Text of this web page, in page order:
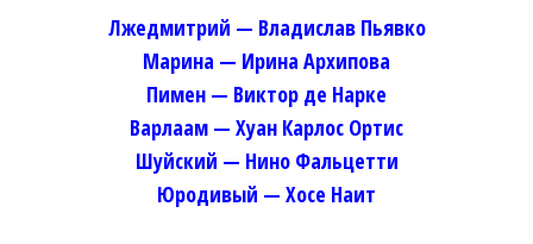
Лжедмитрий — Владислав Пьявко
Марина — Ирина Архипова
Пимен — Виктор де Нарке
Варлаам — Хуан Карлос Ортис
Шуйский — Нино Фальцетти
Юродивый — Хосе Наит